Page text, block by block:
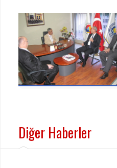
Diğer Haberler